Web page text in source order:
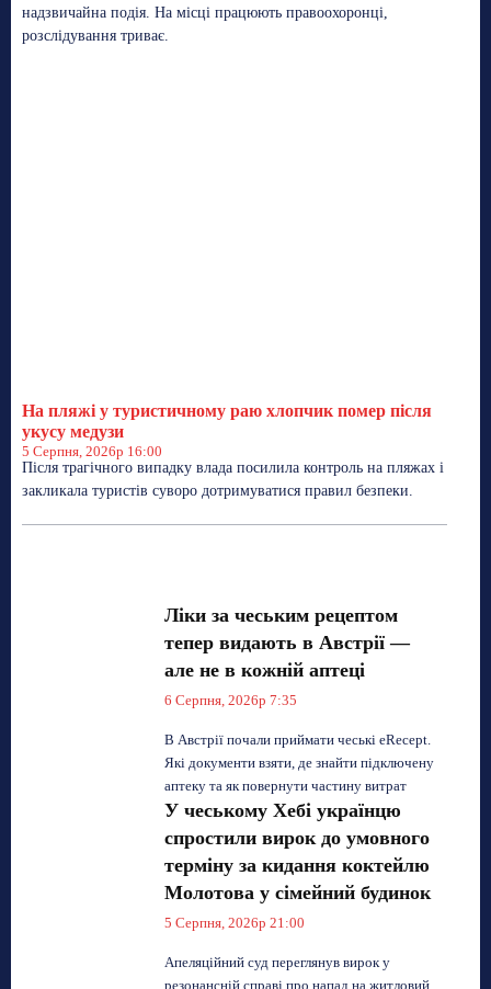
надзвичайна подія. На місці працюють правоохоронці,
розслідування триває.
На пляжі у туристичному раю хлопчик помер після
укусу медузи
5 Серпня, 2026р 16:00
Після трагічного випадку влада посилила контроль на пляжах і
закликала туристів суворо дотримуватися правил безпеки.
Ліки за чеським рецептом
тепер видають в Австрії —
але не в кожній аптеці
6 Серпня, 2026р 7:35
В Австрії почали приймати чеські eRecept.
Які документи взяти, де знайти підключену
аптеку та як повернути частину витрат
У чеському Хебі українцю
спростили вирок до умовного
терміну за кидання коктейлю
Молотова у сімейний будинок
5 Серпня, 2026р 21:00
Апеляційний суд переглянув вирок у
резонансній справі про напад на житловий